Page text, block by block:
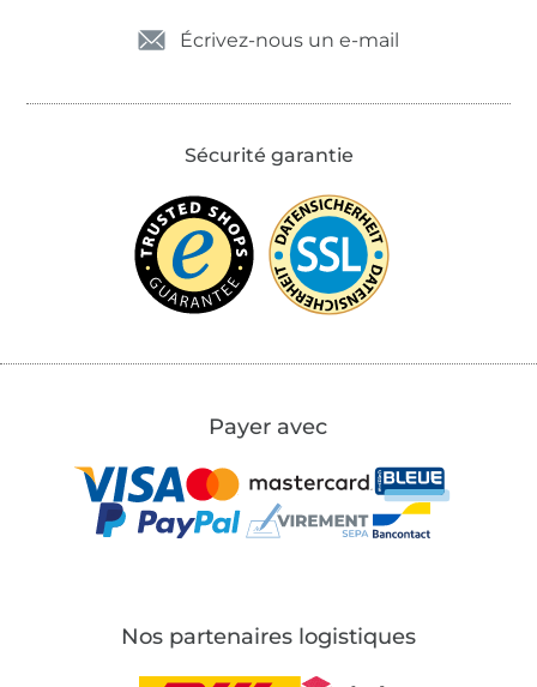
Écrivez-nous un e-mail
Sécurité garantie
Payer avec
Nos partenaires logistiques